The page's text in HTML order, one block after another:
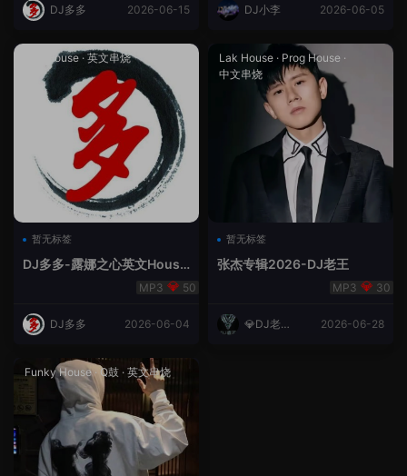
DJ多多 2026-06-15 DJ小李 2026-06-05
Lak House· 英文串烧
暂无标签
DJ多多-露娜之心英文House
50
DJ多多 2026-06-04
Lak House · Prog House ·
中文串烧
暂无标签
张杰专辑2026-DJ老王
30
💎DJ老王
2026-06-28
Funky House· Q鼓 · 英文串烧